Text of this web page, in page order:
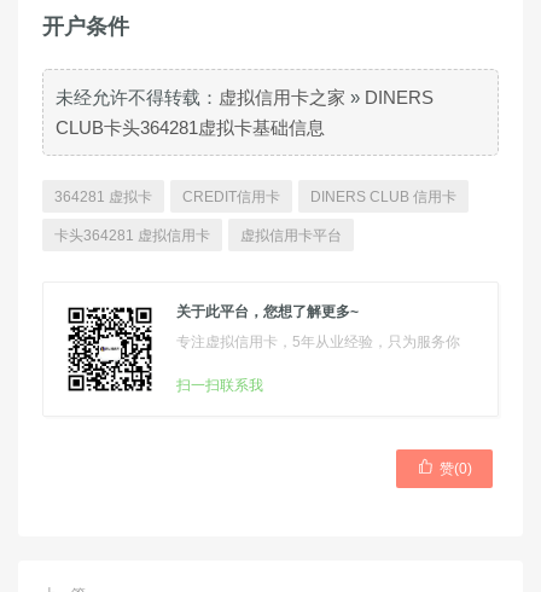
开户条件
未经允许不得转载： 虚拟信用卡之家 » DINERS
CLUB卡头364281虚拟卡基础信息
364281 虚拟卡 CREDIT信用卡 DINERS CLUB 信用卡
卡头364281 虚拟信用卡 虚拟信用卡平台
关于此平台，您想了解更多~
专注虚拟信用卡，5年从业经验，只为服务你
扫一扫联系我
 赞(0)